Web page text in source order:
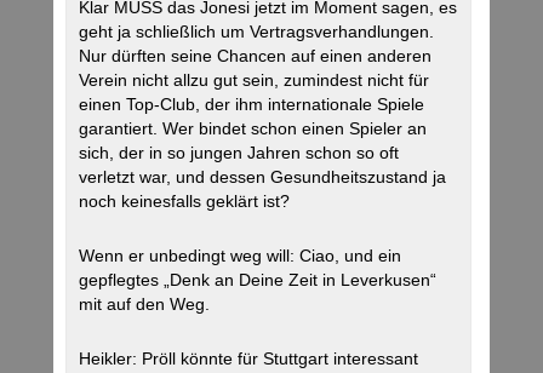
Klar MUSS das Jonesi jetzt im Moment sagen, es
geht ja schließlich um Vertragsverhandlungen.
Nur dürften seine Chancen auf einen anderen
Verein nicht allzu gut sein, zumindest nicht für
einen Top-Club, der ihm internationale Spiele
garantiert. Wer bindet schon einen Spieler an
sich, der in so jungen Jahren schon so oft
verletzt war, und dessen Gesundheitszustand ja
noch keinesfalls geklärt ist?
Wenn er unbedingt weg will: Ciao, und ein
gepflegtes „Denk an Deine Zeit in Leverkusen“
mit auf den Weg.
Heikler: Pröll könnte für Stuttgart interessant